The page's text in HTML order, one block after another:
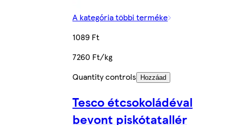
A kategória többi terméke
1089 Ft
7260 Ft/kg
Quantity controls
Hozzáad
Tesco étcsokoládéval
bevont piskótatallér